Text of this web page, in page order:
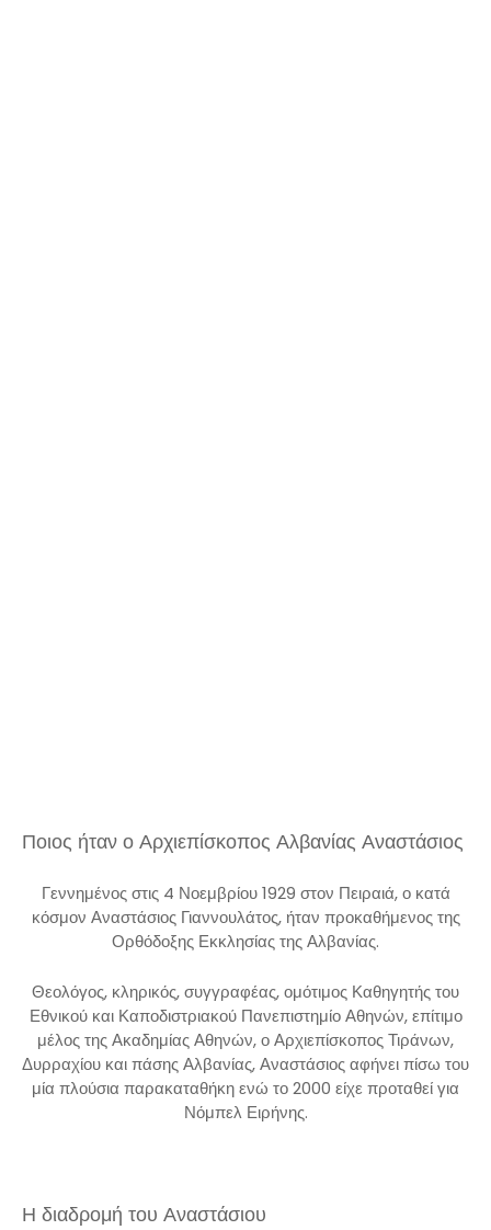
Ποιος ήταν ο Αρχιεπίσκοπος Αλβανίας Αναστάσιος
Γεννημένος στις 4 Νοεμβρίου 1929 στον Πειραιά, ο κατά
κόσμον Αναστάσιος Γιαννουλάτος, ήταν προκαθήμενος της
Ορθόδοξης Εκκλησίας της Αλβανίας.
Θεολόγος, κληρικός, συγγραφέας, ομότιμος Καθηγητής του
Εθνικού και Καποδιστριακού Πανεπιστημίο Αθηνών, επίτιμο
μέλος της Ακαδημίας Αθηνών, ο Αρχιεπίσκοπος Τιράνων,
Δυρραχίου και πάσης Αλβανίας, Αναστάσιος αφήνει πίσω του
μία πλούσια παρακαταθήκη ενώ το 2000 είχε προταθεί για
Νόμπελ Ειρήνης.
Η διαδρομή του Αναστάσιου